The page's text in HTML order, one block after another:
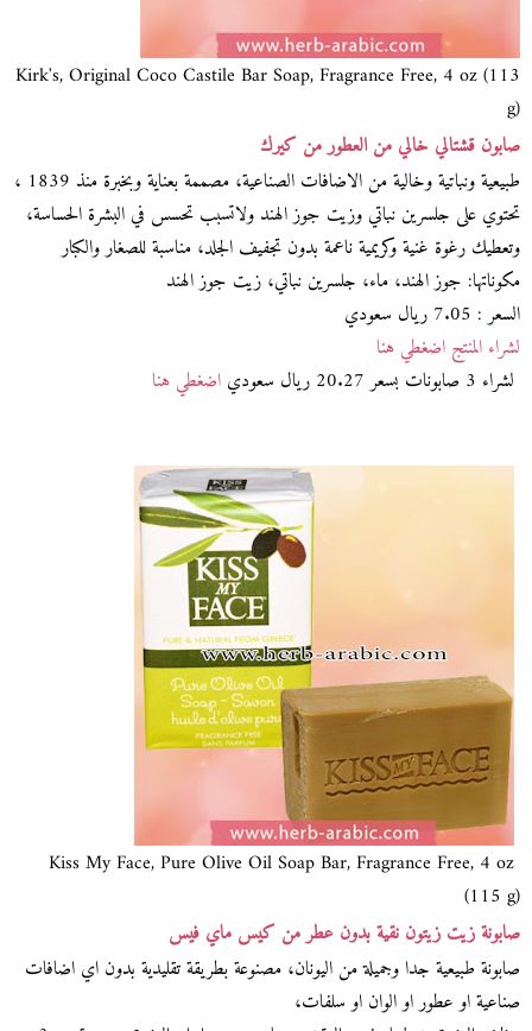
Kirk's, Original Coco Castile Bar Soap, Fragrance Free, 4 oz (113
g)
صابون قشتالي خالي من العطور من كيرك
طبيعية ونباتية وخالية من الاضافات الصناعية، مصممة بعناية وبخبرة منذ 1839 ،
تحتوي على جلسرين نباتي وزيت جوز الهند ولاتسبب تحسس في البشرة الحساسة،
وتعطيك رغوة غنية وكريمية ناعمة بدون تجفيف الجلد، مناسبة للصغار والكبار
مكوناتها: جوز الهند، ماء، جلسرين نباتي، زيت جوز الهند
السعر : 7.05 ريال سعودي
لشراء المنتج اضغطي هنا
لشراء 3 صابونات بسعر 20.27 ريال سعودي
اضغطي هنا
Kiss My Face, Pure Olive Oil Soap Bar, Fragrance Free, 4 oz
(115 g)
صابونة زيت زيتون نقية بدون عطر من كيس ماي فيس
صابونة طبيعية جدا وجميلة من اليونان، مصنوعة بطريقة تقليدية بدون اي اضافات
صناعية او عطور او الوان او سلفات،